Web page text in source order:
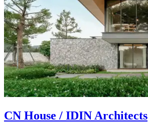
CN House / IDIN Architects